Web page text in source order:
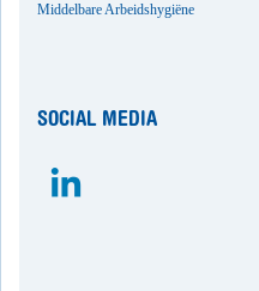
Middelbare Arbeidshygiëne
SOCIAL MEDIA